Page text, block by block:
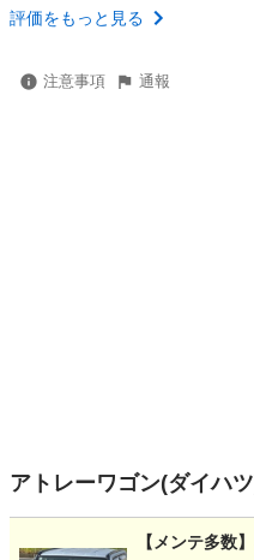
評価をもっと見る
注意事項 通報
アトレーワゴン(ダイハ
【メンテ多数